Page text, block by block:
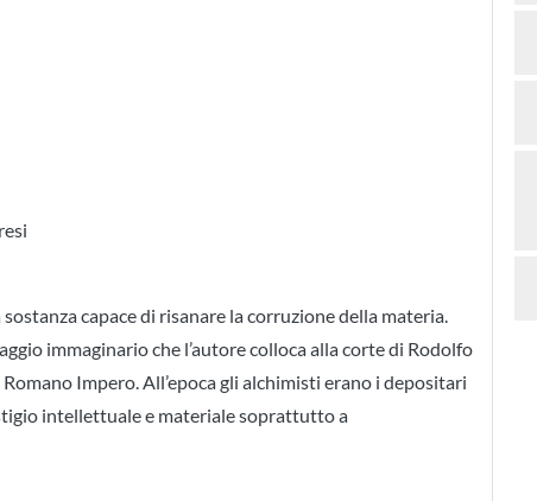
capace di risanare la corruzione della materia.
immaginario che l’autore colloca alla corte di Rodolfo
Impero. All’epoca gli alchimisti erano i depositari
intellettuale e materiale soprattutto a